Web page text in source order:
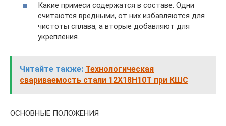
Какие примеси содержатся в составе. Одни
считаются вредными, от них избавляются для
чистоты сплава, а вторые добавляют для
укрепления.
Читайте также: Технологическая
свариваемость стали 12Х18Н10Т при КШС
ОСНОВНЫЕ ПОЛОЖЕНИЯ